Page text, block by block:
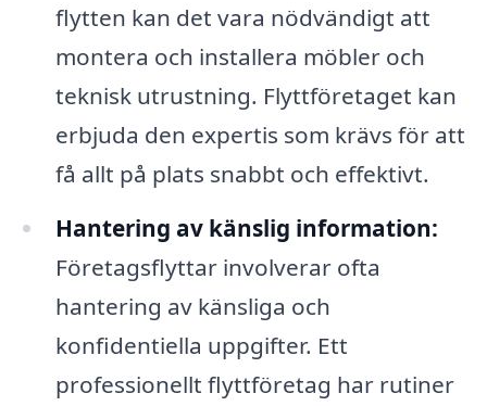
flytten kan det vara nödvändigt att
montera och installera möbler och
teknisk utrustning. Flyttföretaget kan
erbjuda den expertis som krävs för att
få allt på plats snabbt och effektivt.
Hantering av känslig information:
Företagsflyttar involverar ofta
hantering av känsliga och
konfidentiella uppgifter. Ett
professionellt flyttföretag har rutiner